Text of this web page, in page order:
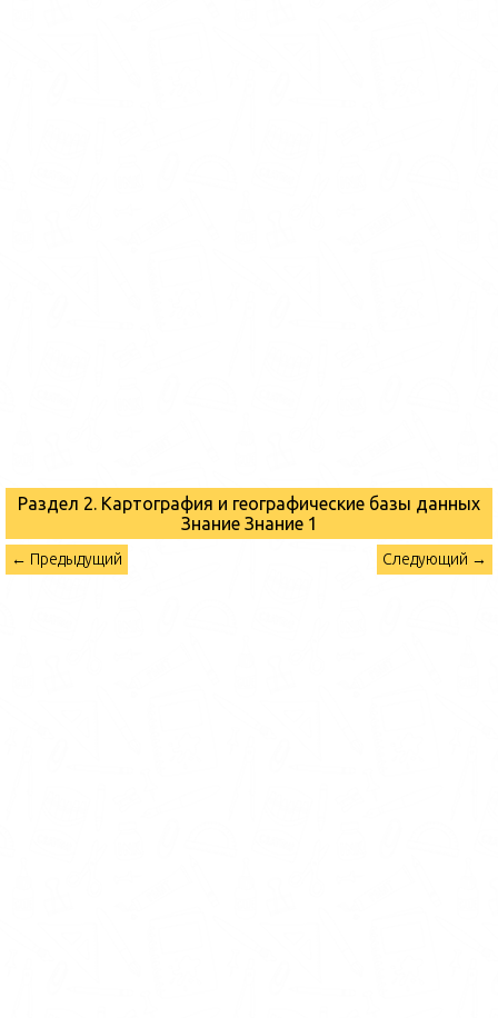
Раздел 2. Картография и географические базы данных
Знание Знание 1
← Предыдущий Следующий →